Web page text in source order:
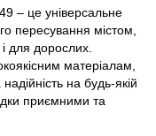
– це універсальне
пересування містом,
і для дорослих.
матеріалам,
на будь-якій
приємними та